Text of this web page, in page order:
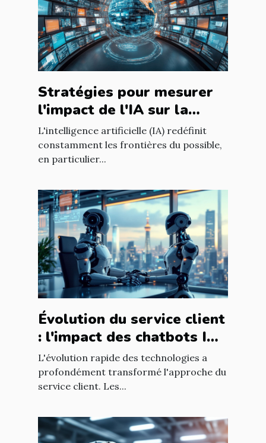
Stratégies pour mesurer
l'impact de l'IA sur la
qualité du contenu en
ligne
L'intelligence artificielle (IA) redéfinit
constamment les frontières du possible,
en particulier...
Évolution du service client
: l'impact des chatbots IA
sur l'expérience utilisateur
L'évolution rapide des technologies a
profondément transformé l'approche du
service client. Les...